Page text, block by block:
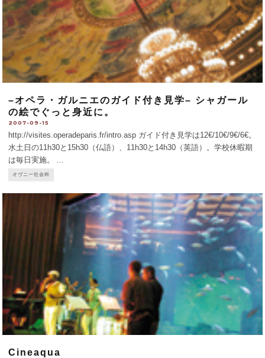
–オペラ・ガルニエのガイド付き見学– シャガール
の絵でぐっと身近に。
2007-09-15
http://visites.operadeparis.fr/intro.asp ガイド付き見学は12€/10€/9€/6€。
水土日の11h30と15h30（仏語）、11h30と14h30（英語）。学校休暇期
は毎日実施。
オヴニー社会科
Cineaqua